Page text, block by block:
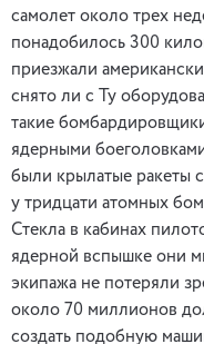
самолет около трех
понадобилось 300
приезжали
снято ли с Ту
такие
ядерными
были крылатые ракеты
у тридцати атомных
Стекла в кабинах
ядерной вспышке они
экипажа не потеряли
около 70 миллионов
создать подобную